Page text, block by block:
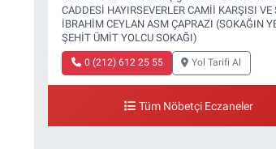
CADDESİ HAYIRSEVERLER CAMİİ KARŞISI VE
İBRAHİM CEYLAN ASM ÇAPRAZI (SOKAĞIN
ŞEHİT ÜMİT YOLCU SOKAĞI)
0 (212) 612 25 55 Yol Tarifi Al
Tüm Nöbetçi Eczaneler